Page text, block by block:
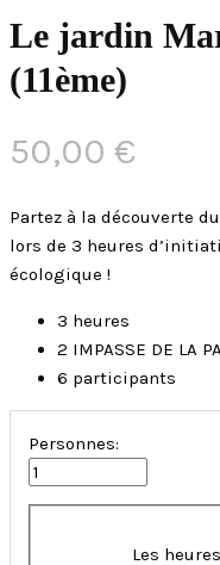
Le jardin
(11ème)
50,00 €
Partez à la découverte
lors de 3 heures
écologique !
3 heures
2 IMPASSE DE LA
6 participants
Personnes:
Les